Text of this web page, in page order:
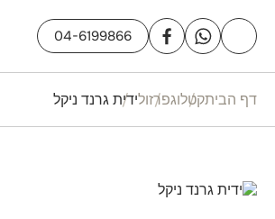
04-6199866
דף הביתקטלוגפרזולידית גרנד ניקל